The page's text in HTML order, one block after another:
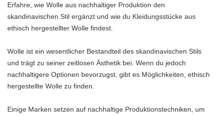
Erfahre, wie Wolle aus nachhaltiger Produktion den
skandinavischen Stil ergänzt und wie du Kleidungsstücke aus
ethisch hergestellter Wolle findest.
Wolle ist ein wesentlicher Bestandteil des skandinavischen Stils
und trägt zu seiner zeitlosen Ästhetik bei. Wenn du jedoch
nachhaltigere Optionen bevorzugst, gibt es Möglichkeiten, ethisch
hergestellte Wolle zu finden.
Einige Marken setzen auf nachhaltige Produktionstechniken, um